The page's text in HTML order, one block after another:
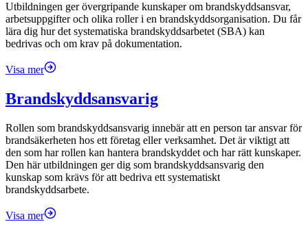
Utbildningen ger övergripande kunskaper om brandskyddsansvar,
arbetsuppgifter och olika roller i en brandskyddsorganisation. Du får
lära dig hur det systematiska brandskyddsarbetet (SBA) kan
bedrivas och om krav på dokumentation.
Visa mer
Brandskyddsansvarig
Rollen som brandskyddsansvarig innebär att en person tar ansvar för
brandsäkerheten hos ett företag eller verksamhet. Det är viktigt att
den som har rollen kan hantera brandskyddet och har rätt kunskaper.
Den här utbildningen ger dig som brandskyddsansvarig den
kunskap som krävs för att bedriva ett systematiskt
brandskyddsarbete.
Visa mer